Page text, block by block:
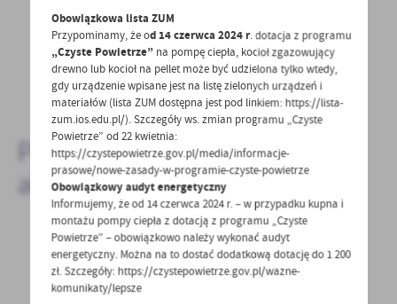
- to dla Ciebie staramy się być najlepsi, a Twoje zdanie
bardzo nam w tym pomoże!
DODAJ KOMENTARZ
Pozostałe
aktualności
01 - 06 - 2023
Badania rolnicze - GUS
Obowiązkowa lista ZUM
Przypominamy, że od 14 czerwca 2024 r. dotacja z programu
„Czyste Powietrze” na pompę ciepła, kocioł zgazowujący
drewno lub kocioł na pellet może być udzielona tylko wtedy,
gdy urządzenie wpisane jest na listę zielonych urządzeń i
materiałów (lista ZUM dostępna jest pod linkiem: https://lista-
zum.ios.edu.pl/). Szczegóły ws. zmian programu „Czyste
Powietrze” od 22 kwietnia:
https://czystepowietrze.gov.pl/media/informacje-
prasowe/nowe-zasady-w-programie-czyste-powietrze
Obowiązkowy audyt energetyczny
Informujemy, że od 14 czerwca 2024 r. – w przypadku kupna i
montażu pompy ciepła z dotacją z programu „Czyste
Powietrze” – obowiązkowo należy wykonać audyt
energetyczny. Można na to dostać dodatkową dotację do 1 200
zł. Szczegóły: https://czystepowietrze.gov.pl/wazne-
komunikaty/lepsze